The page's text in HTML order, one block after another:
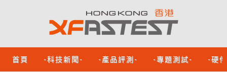
首頁 -科技新聞- -產品評測- -專題測試- -硬